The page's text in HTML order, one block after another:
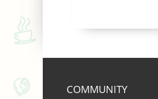
COMMUNITY